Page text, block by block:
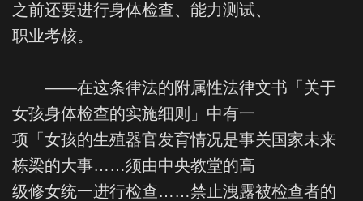
之前还要进行身体检查、能力测试、
职业考核。
——在这条律法的附属性法律文书「关于
女孩身体检查的实施细则」中有一
项「女孩的生殖器官发育情况是事关国家未来
栋梁的大事……须由中央教堂的高
级修女统一进行检查……禁止洩露被检查者的